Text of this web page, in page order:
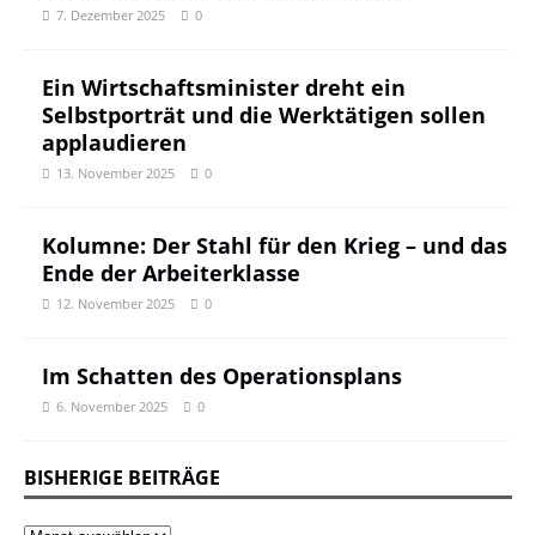
7. Dezember 2025 0
Ein Wirtschaftsminister dreht ein
Selbstporträt und die Werktätigen sollen
applaudieren
13. November 2025 0
Kolumne: Der Stahl für den Krieg – und das
Ende der Arbeiterklasse
12. November 2025 0
Im Schatten des Operationsplans
6. November 2025 0
BISHERIGE BEITRÄGE